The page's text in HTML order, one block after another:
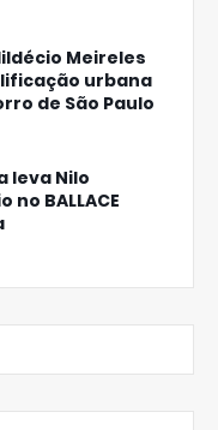
Meireles
urbana
de São Paulo
leva Nilo
no BALLACE